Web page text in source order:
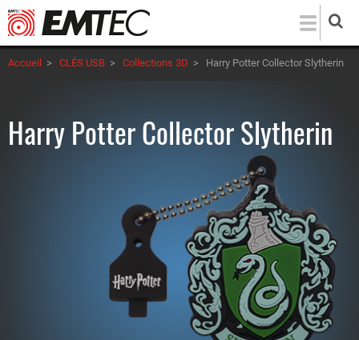
Aller
au
contenu
principal
Accueil > CLÉS USB > Collections 3D > Harry Potter Collector Slytherin
Harry Potter Collector Slytherin